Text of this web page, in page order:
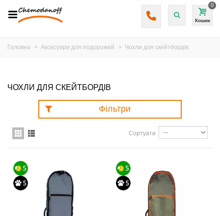
Кошик
0
Головна > Аксесуари для подорожей > Чохли для скейтбордів
ЧОХЛИ ДЛЯ СКЕЙТБОРДІВ
Фільтри
Сортуати